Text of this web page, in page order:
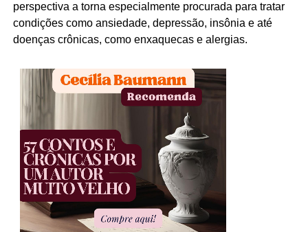
perspectiva a torna especialmente procurada para tratar
condições como ansiedade, depressão, insônia e até
doenças crônicas, como enxaquecas e alergias.